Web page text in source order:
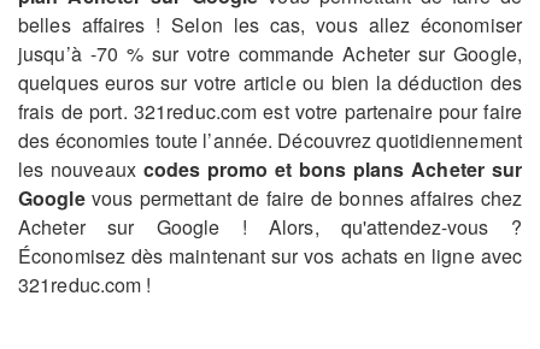
belles affaires ! Selon les cas, vous allez économiser
jusqu’à -70 % sur votre commande Acheter sur Google,
quelques euros sur votre article ou bien la déduction des
frais de port. 321reduc.com est votre partenaire pour faire
des économies toute l’année. Découvrez quotidiennement
les nouveaux codes promo et bons plans Acheter sur
Googlevous permettant de faire de bonnes affaires chez
Acheter sur Google ! Alors, qu'attendez-vous ?
Économisez dès maintenant sur vos achats en ligne avec
321reduc.com !